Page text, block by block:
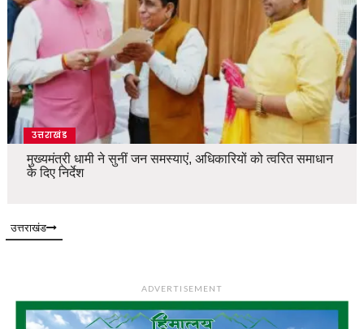
उत्तराखंड
मुख्यमंत्री धामी ने सुनीं जन समस्याएं, अधिकारियों को त्वरित समाधान
के दिए निर्देश
उत्तराखंड
ADVERTISEMENT